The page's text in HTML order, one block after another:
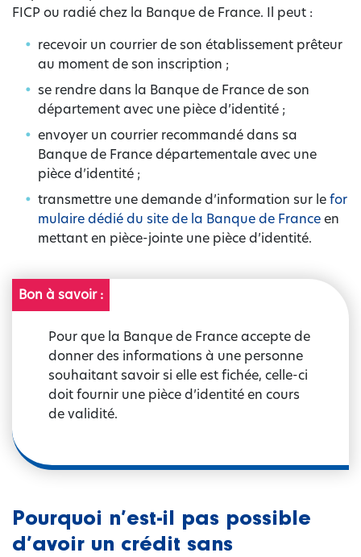
FICP ou radié chez la Banque de France. Il peut :
recevoir un courrier de son établissement prêteur
au moment de son inscription ;
se rendre dans la Banque de France de son
département avec une pièce d’identité ;
envoyer un courrier recommandé dans sa
Banque de France départementale avec une
pièce d’identité ;
transmettre une demande d’information sur lefor
mulaire dédié du site de la Banque de Franceen
mettant en pièce-jointe une pièce d’identité.
Bon à savoir :
Pour que la Banque de France accepte de
donner des informations à une personne
souhaitant savoir si elle est fichée, celle-ci
doit fournir une pièce d’identité en cours
de validité.
Pourquoi n’est-il pas possible
d’avoir un crédit sans